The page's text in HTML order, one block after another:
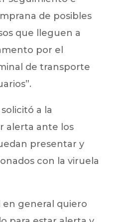
de posibles
que lleguen a
por el
de transporte
a la
alerta ante los
presentar y
con la viruela
en general quiero